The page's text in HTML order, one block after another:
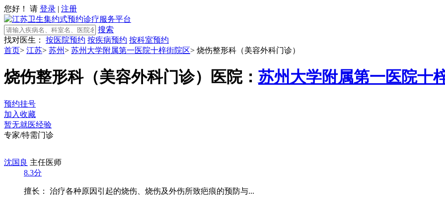
您好！ 请 登录 | 注册
搜索
找对医生：
按医院预约 按疾病预约 按科室预约
首页> 江苏> 苏州> 苏州大学附属第一医院十梓街院区> 烧伤整形科（美容外科门诊）
烧伤整形科（美容外科门诊） 医院： 苏州大学附属第一医院十
预约挂号
加入收藏
暂无就医经验
专家/特需门诊
沈国良 主任医师
8.3分
擅长： 治疗各种原因引起的烧伤、烧伤及外伤所致疤痕的预防与...